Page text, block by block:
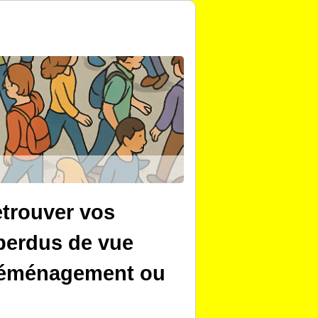
vos
de vue
ou